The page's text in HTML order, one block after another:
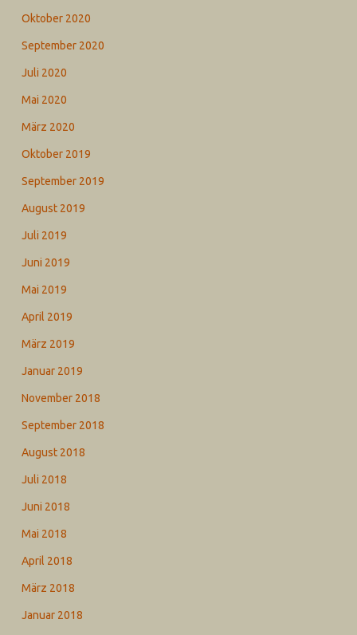
Oktober 2020
September 2020
Juli 2020
Mai 2020
März 2020
Oktober 2019
September 2019
August 2019
Juli 2019
Juni 2019
Mai 2019
April 2019
März 2019
Januar 2019
November 2018
September 2018
August 2018
Juli 2018
Juni 2018
Mai 2018
April 2018
März 2018
Januar 2018